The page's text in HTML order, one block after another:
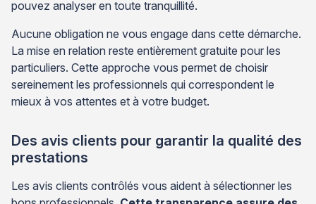
pouvez analyser en toute tranquillité.
Aucune obligation ne vous engage dans cette démarche.
La mise en relation reste entièrement gratuite pour les
particuliers. Cette approche vous permet de choisir
sereinement les professionnels qui correspondent le
mieux à vos attentes et à votre budget.
Des avis clients pour garantir la qualité des
prestations
Les avis clients contrôlés vous aident à sélectionner les